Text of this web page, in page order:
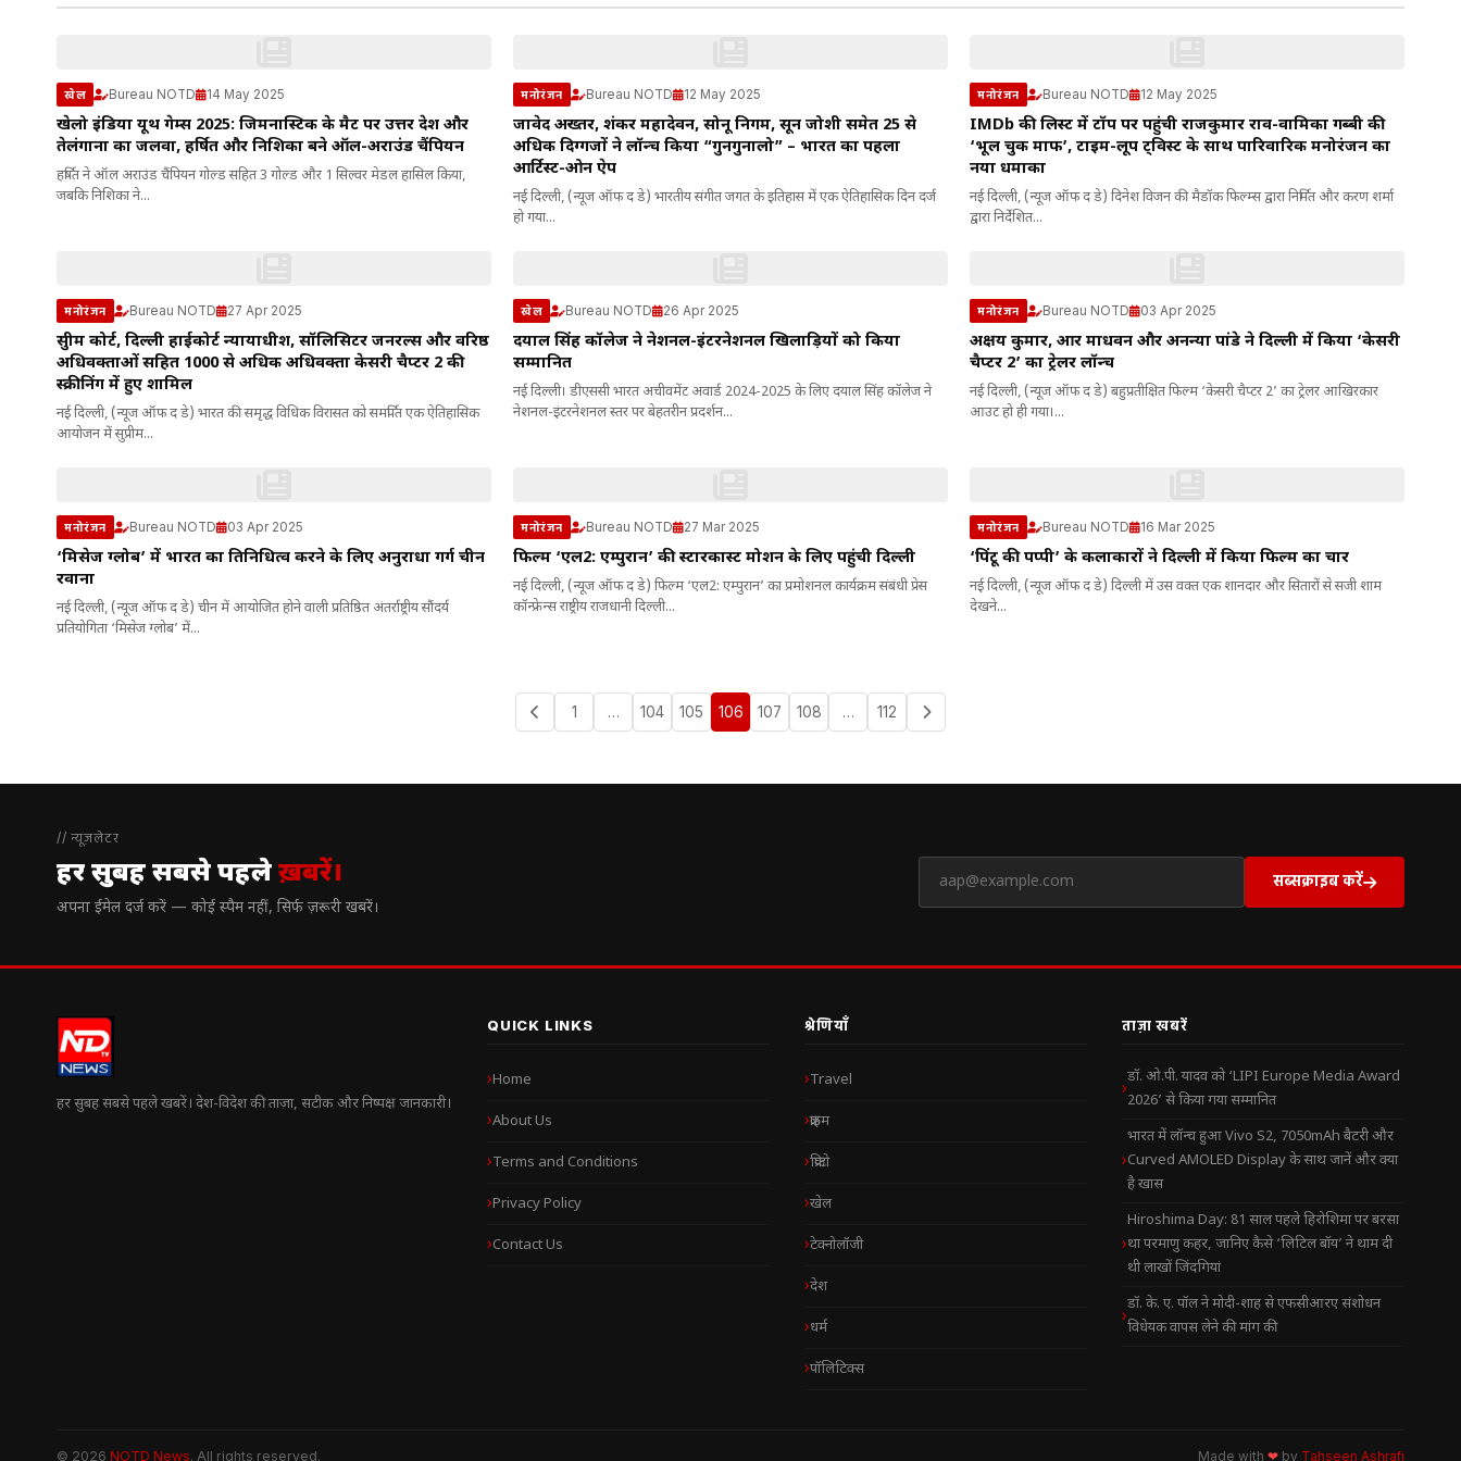
खेल Bureau NOTD 14 May 2025
खेलो इंडिया यूथ गेम्स 2025: जिमनास्टिक के मैट पर उत्तर प्रदेश और
तेलंगाना का जलवा, हर्षित और निशिका बने ऑल-अराउंड चैंपियन
हर्षित ने ऑल अराउंड चैंपियन गोल्ड सहित 3 गोल्ड और 1 सिल्वर मेडल हासिल किया,
जबकि निशिका ने...
मनोरंजन Bureau NOTD 12 May 2025
जावेद अख्तर, शंकर महादेवन, सोनू निगम, प्रसून जोशी समेत 25 से
अधिक दिग्गजों ने लॉन्च किया “गुनगुनालो” – भारत का पहला
आर्टिस्ट-ओन ऐप
नई दिल्ली, (न्यूज ऑफ द डे) भारतीय संगीत जगत के इतिहास में एक ऐतिहासिक दिन दर्ज
हो गया...
मनोरंजन Bureau NOTD 12 May 2025
IMDb की लिस्ट में टॉप पर पहुंची राजकुमार राव-वामिका गब्बी की
‘भूल चुक माफ’, टाइम-लूप ट्विस्ट के साथ पारिवारिक मनोरंजन का
नया धमाका
नई दिल्ली, (न्यूज ऑफ द डे) दिनेश विजन की मैडॉक फिल्म्स द्वारा निर्मित और करण शर्मा
द्वारा निर्देशित...
मनोरंजन Bureau NOTD 27 Apr 2025
सुप्रीम कोर्ट, दिल्ली हाईकोर्ट न्यायाधीश, सॉलिसिटर जनरल्स और वरिष्ठ
अधिवक्ताओं सहित 1000 से अधिक अधिवक्ता केसरी चैप्टर 2 की
स्क्रीनिंग में हुए शामिल
नई दिल्ली, (न्यूज ऑफ द डे) भारत की समृद्ध विधिक विरासत को समर्पित एक ऐतिहासिक
आयोजन में सुप्रीम...
खेल Bureau NOTD 26 Apr 2025
दयाल सिंह कॉलेज ने नेशनल-इंटरनेशनल खिलाड़ियों को किया
सम्मानित
नई दिल्ली। डीएससी भारत अचीवमेंट अवार्ड 2024-2025 के लिए दयाल सिंह कॉलेज ने
नेशनल-इंटरनेशनल स्तर पर बेहतरीन प्रदर्शन...
मनोरंजन Bureau NOTD 03 Apr 2025
अक्षय कुमार, आर माधवन और अनन्या पांडे ने दिल्ली में किया ‘केसरी
चैप्टर 2’ का ट्रेलर लॉन्च
नई दिल्ली, (न्यूज ऑफ द डे) बहुप्रतीक्षित फिल्म ‘केसरी चैप्टर 2’ का ट्रेलर आखिरकार
आउट हो ही गया।...
मनोरंजन Bureau NOTD 03 Apr 2025
‘मिसेज ग्लोब’ में भारत का प्रतिनिधित्व करने के लिए अनुराधा गर्ग चीन
रवाना
नई दिल्ली, (न्यूज ऑफ द डे) चीन में आयोजित होने वाली प्रतिष्ठित अंतर्राष्ट्रीय सौंदर्य
प्रतियोगिता ‘मिसेज ग्लोब’ में...
मनोरंजन Bureau NOTD 27 Mar 2025
फिल्म ‘एल2: एम्पुरान’ की स्टारकास्ट प्रमोशन के लिए पहुंची दिल्ली
नई दिल्ली, (न्यूज ऑफ द डे) फिल्म ‘एल2: एम्पुरान’ का प्रमोशनल कार्यक्रम संबंधी प्रेस
कॉन्फ्रेन्स राष्ट्रीय राजधानी दिल्ली...
मनोरंजन Bureau NOTD 16 Mar 2025
‘पिंटू की पप्पी’ के कलाकारों ने दिल्ली में किया फिल्म का प्रचार
नई दिल्ली, (न्यूज ऑफ द डे) दिल्ली में उस वक्त एक शानदार और सितारों से सजी शाम
देखने...
1 … 104 105 106 107 108 … 112
// न्यूज़लेटर
हर सुबह सबसे पहलेख़बरें।
अपना ईमेल दर्ज करें — कोई स्पैम नहीं, सिर्फ ज़रूरी खबरें।
सब्सक्राइब करें
हर सुबह सबसे पहले खबरें। देश-विदेश की ताज़ा, सटीक और निष्पक्ष जानकारी।
QUICK LINKS
Home
About Us
Terms and Conditions
Privacy Policy
Contact Us
श्रेणियाँ
Travel
क्राइम
क्रिप्टो
खेल
टेक्नोलॉजी
देश
धर्म
पॉलिटिक्स
ताज़ा खबरें
डॉ. ओ.पी. यादव को ‘LIPI Europe Media Award
2026’ से किया गया सम्मानित
भारत में लॉन्च हुआ Vivo S2, 7050mAh बैटरी और
Curved AMOLED Display के साथ जानें और क्या
है खास
Hiroshima Day: 81 साल पहले हिरोशिमा पर बरसा
था परमाणु कहर, जानिए कैसे ‘लिटिल बॉय’ ने थाम दी
थी लाखों जिंदगियां
डॉ. के. ए. पॉल ने मोदी-शाह से एफसीआरए संशोधन
विधेयक वापस लेने की मांग की
© 2026 NOTD News. All rights reserved. Made with ❤ by Tahseen Ashrafi